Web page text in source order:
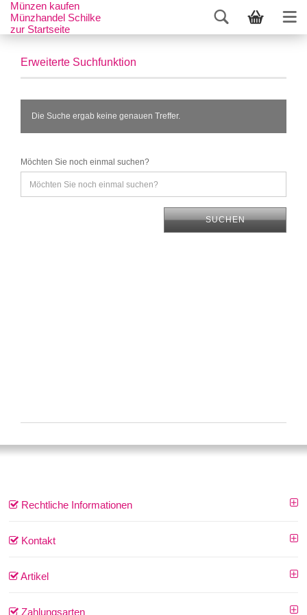
Münzen kaufen
Münzhandel Schilke
zur Startseite
Erweiterte Suchfunktion
Die Suche ergab keine genauen Treffer.
Möchten Sie noch einmal suchen?
SUCHEN
Rechtliche Informationen
Kontakt
Artikel
Zahlungsarten